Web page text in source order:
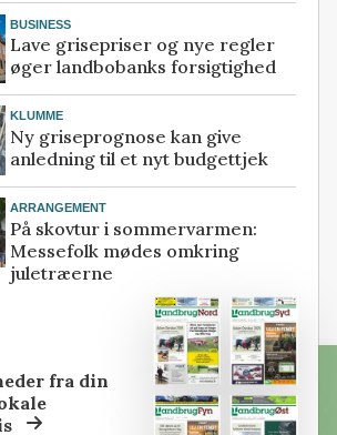
BUSINESS
Lave grisepriser og nye regler
øger landbobanks forsigtighed
KLUMME
Ny griseprognose kan give
anledning til et nyt budgettjek
ARRANGEMENT
På skovtur i sommervarmen:
Messefolk mødes omkring
juletræerne
fra din